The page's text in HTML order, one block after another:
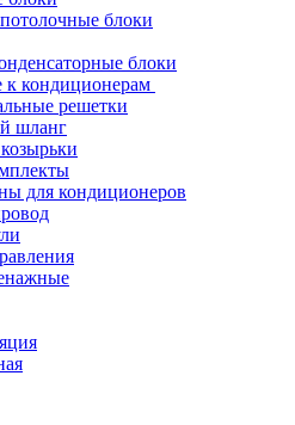
блоки
блоки
кондиционерам
решетки
шланг
для кондиционеров